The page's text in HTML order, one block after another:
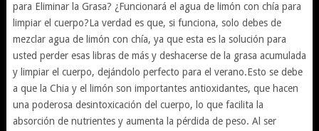
para Eliminar la Grasa? ¿Funcionará el agua de limón con chía para
limpiar el cuerpo?La verdad es que, si funciona, solo debes de
mezclar agua de limón con chía, ya que esta es la solución para
usted perder esas libras de más y deshacerse de la grasa acumulada
y limpiar el cuerpo, dejándolo perfecto para el verano.Esto se debe
a que la Chia y el limón son importantes antioxidantes, que hacen
una poderosa desintoxicación del cuerpo, lo que facilita la
absorción de nutrientes y aumenta la pérdida de peso. Al ser